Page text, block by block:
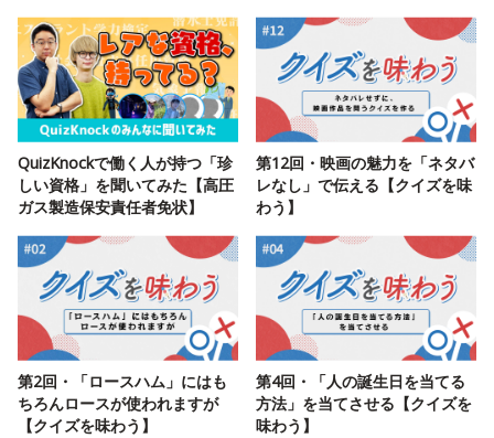
QuizKnockで働く人が持つ「珍
しい資格」を聞いてみた【高圧
ガス製造保安責任者免状】
第12回・映画の魅力を「ネタバ
レなし」で伝える【クイズを味
わう】
第2回・「ロースハム」にはも
ちろんロースが使われますが
【クイズを味わう】
第4回・「人の誕生日を当てる
方法」を当てさせる【クイズを
味わう】